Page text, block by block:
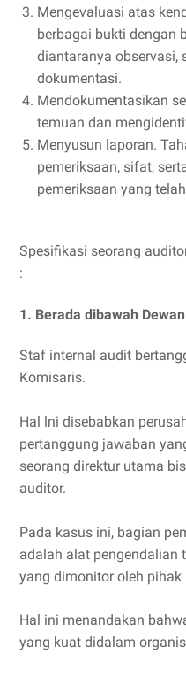
Mengevaluasi atas
berbagai bukti dengan
diantaranya observasi,
dokumentasi.
Mendokumentasikan
temuan dan
Menyusun laporan.
pemeriksaan, sifat,
pemeriksaan yang
Spesifikasi seorang
:
1. Berada dibawah
Staf internal audit
Komisaris.
Hal lni disebabkan
pertanggung jawaban
seorang direktur utama
auditor.
Pada kasus ini, bagian
adalah alat pengendalian
yang dimonitor oleh
Hal ini menandakan
yang kuat didalam